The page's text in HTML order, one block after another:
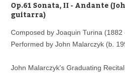
Área personal
Op.61 Sonata, II - Andante
guitarra)
Composed by Joaquin Turina (1882
Performed by John Malarczyk (b.
John Malarczyk's Graduating Recital